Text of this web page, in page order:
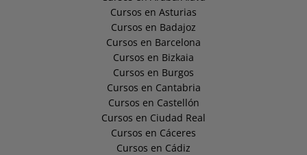
Cursos en Asturias
Cursos en Badajoz
Cursos en Barcelona
Cursos en Bizkaia
Cursos en Burgos
Cursos en Cantabria
Cursos en Castellón
Cursos en Ciudad Real
Cursos en Cáceres
Cursos en Cádiz